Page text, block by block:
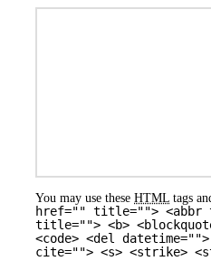
You may use these HTML tags
href="" title=""> <abbr
title=""> <b>
<code> <del
cite=""> <s> <strike>